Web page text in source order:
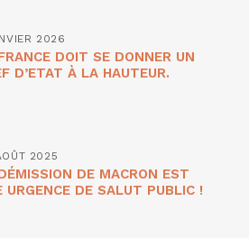
2026
DOIT SE DONNER UN
D’ETAT À LA HAUTEUR.
2025
DE MACRON EST
URGENCE DE SALUT PUBLIC !